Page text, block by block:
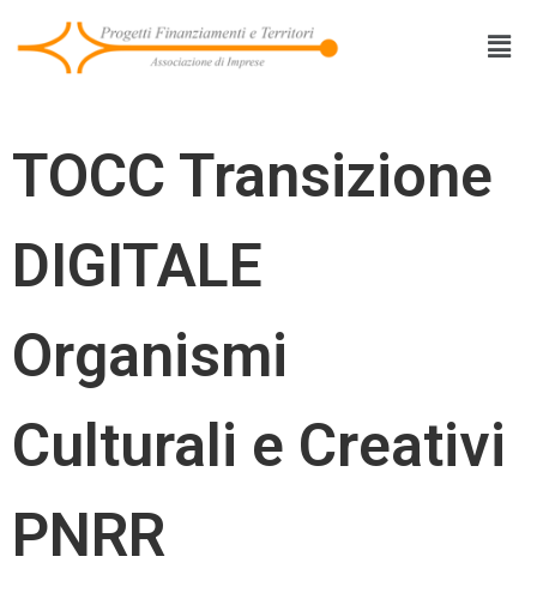
TOCC Transizione
DIGITALE
Organismi
Culturali e Creativi
PNRR